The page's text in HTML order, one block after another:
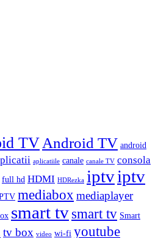
TV Android TV android
aplicatiile canale canale TV consola
full hd HDMI HDRezka iptviptv
mediabox mediaplayer
smart tvsmart tv Smart
tv box video wi-fi youtube